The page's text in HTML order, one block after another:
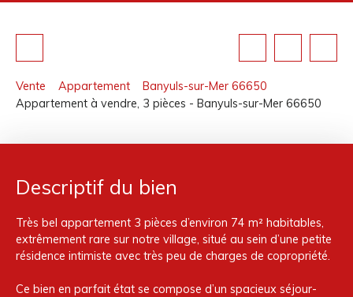
Vente Appartement
Banyuls-sur-Mer 66650
Appartement à vendre, 3 pièces - Banyuls-sur-Mer 66650
Descriptif du bien
Très bel appartement 3 pièces d’environ 74 m² habitables,
extrêmement rare sur notre village, situé au sein d’une petite
résidence intimiste avec très peu de charges de copropriété.
Ce bien en parfait état se compose d’un spacieux séjour-